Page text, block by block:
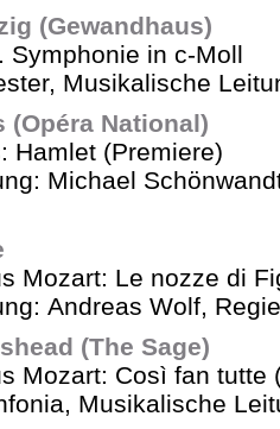
(Gewandhaus)
Symphonie in c-Moll
Musikalische
(Opéra National)
Hamlet (Premiere)
Michael
Mozart: Le nozze di
Andreas Wolf,
(The Sage)
Mozart: Così fan tutte
Musikalische